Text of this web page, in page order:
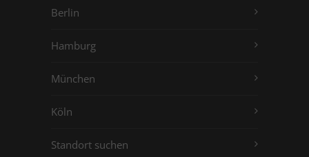
Berlin
Hamburg
München
Köln
Standort suchen